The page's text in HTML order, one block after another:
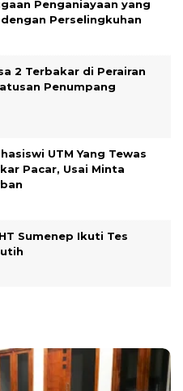
Penganiayaan yang
Perselingkuhan
2 Terbakar di Perairan
Penumpang
UTM Yang Tewas
Pacar, Usai Minta
Sumenep Ikuti Tes